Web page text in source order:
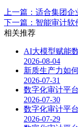
上一篇：适合集团
下一篇：智能审计软
相关推荐
AI大模型赋能
2026-08-04
新质生产力如
2026-07-31
数字化审计平
2026-07-30
数字化审计平
2026-07-29